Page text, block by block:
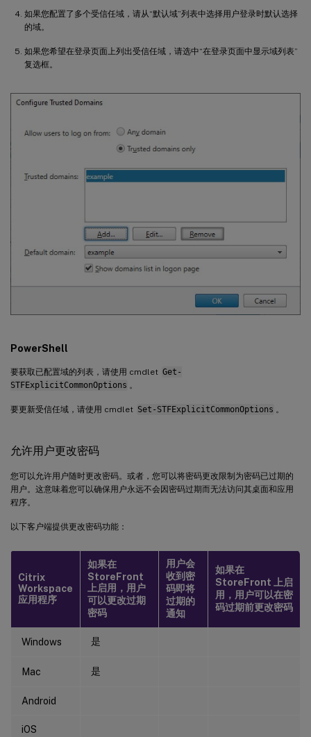
如果您配置了多个受信任域，请从“默认域”列表中选择用户登录时默认选择
的域。
如果您希望在登录页面上列出受信任域，请选中“在登录页面中显示域列表”
复选框。
PowerShell
要获取已配置域的列表，请使用 cmdlet Get-
STFExplicitCommonOptions 。
要更新受信任域，请使用 cmdlet Set-STFExplicitCommonOptions 。
允许用户更改密码
您可以允许用户随时更改密码。或者，您可以将密码更改限制为密码已过期的
用户。这意味着您可以确保用户永远不会因密码过期而无法访问其桌面和应用
程序。
以下客户端提供更改密码功能：
Citrix
Workspace
应用程序
如果在
StoreFront
上启用，用户
可以更改过期
密码
用户会
收到密
码即将
过期的
通知
如果在
StoreFront 上启
用，用户可以在密
码过期前更改密码
Windows 是
Mac 是
Android
iOS